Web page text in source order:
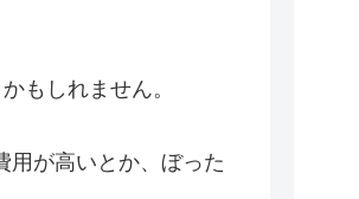
かもしれません。
用が高いとか、ぼった